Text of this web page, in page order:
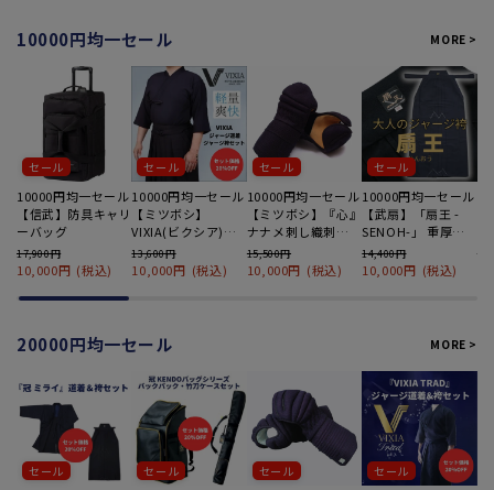
10000円均一セール MORE >
セール
10000円均一セール
【信武】防具キャリ
ーバッグ
17,900円
10,000円 (税込)
セール
10000円均一セール
【ミツボシ】
VIXIA(ビクシア)
高機能ジャージ道着
&袴セット
13,600円
10,000円 (税込)
セール
10000円均一セール
【ミツボシ】『心』
ナナメ刺し織刺
5mmピッチ刺 甲手
（大人用Mサイ
15,500円
10,000円 (税込)
セール
10000円均一セール
【武扇】「扇王 -
SENOH-」 重厚感
のある大人のジャー
ジ袴
14,400円
10,000円 (税込)
20000円均一セール MORE >
セール セール セール セール